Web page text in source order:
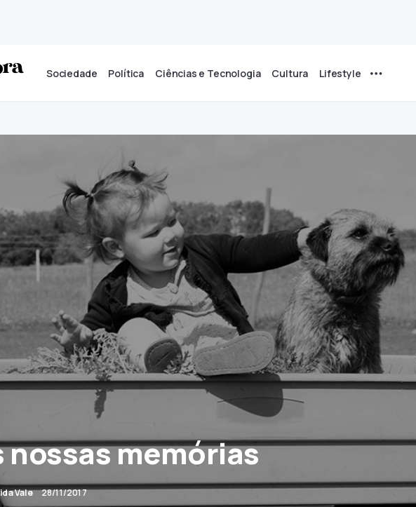
Sociedade Política Ciências e Tecnologia Cultura Lifestyle
nossas memórias
Vale 28/11/2017